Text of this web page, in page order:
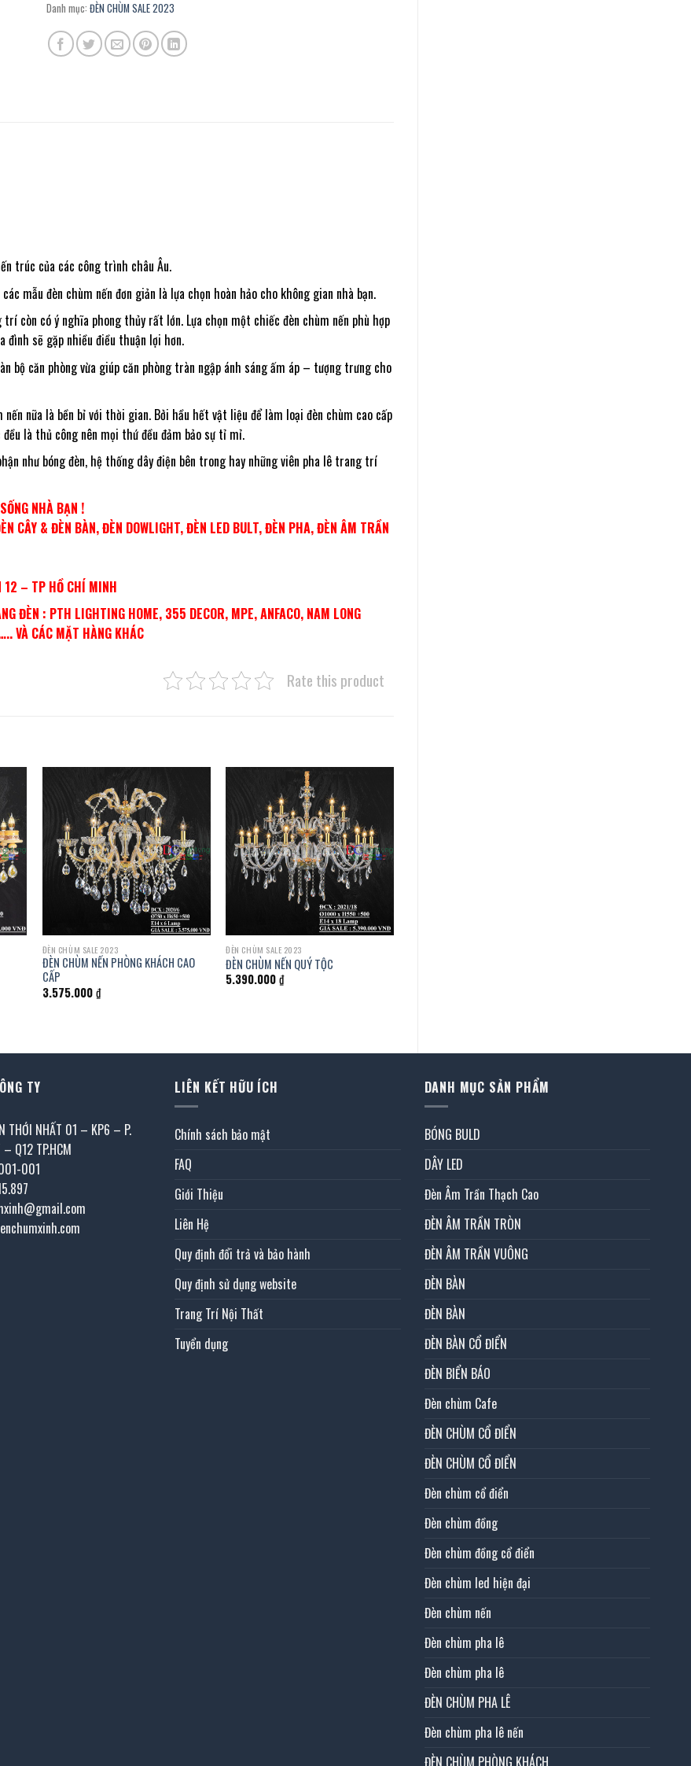
Danh mục: ĐÈN CHÙM SALE 2023
trúc của các công trình châu Âu.
mẫu đèn chùm nến đơn giản là lựa chọn hoàn hảo cho không gian nhà bạn.
còn có ý nghĩa phong thủy rất lớn. Lựa chọn một chiếc đèn chùm nến phù hợp
sẽ gặp nhiều điều thuận lợi hơn.
bộ căn phòng vừa giúp căn phòng tràn ngập ánh sáng ấm áp – tượng trưng cho
nữa là bền bỉ với thời gian. Bởi hầu hết vật liệu để làm loại đèn chùm cao cấp
là thủ công nên mọi thứ đều đảm bảo sự tỉ mỉ.
như bóng đèn, hệ thống dây điện bên trong hay những viên pha lê trang trí
NHÀ BẠN !
CÂY & ĐÈN BÀN, ĐÈN DOWLIGHT, ĐÈN LED BULT, ĐÈN PHA, ĐÈN ÂM TRẦN
– TP HỒ CHÍ MINH
ĐÈN : PTH LIGHTING HOME, 355 DECOR, MPE, ANFACO, NAM LONG
VÀ CÁC MẶT HÀNG KHÁC
Rate this product
ĐÈN CHÙM SALE 2023
ĐÈN CHÙM NẾN PHÒNG KHÁCH CAO
CẤP
3.575.000₫
ĐÈN CHÙM SALE 2023
ĐÈN CHÙM NẾN QUÝ TỘC
5.390.000₫
TY
THỚI NHẤT 01 – KP6 – P.
Q12 TP.HCM
001
LIÊN KẾT HỮU ÍCH
Chính sách bảo mật
FAQ
Giới Thiệu
Liên Hệ
Quy định đổi trả và bảo hành
Quy định sử dụng website
Trang Trí Nội Thất
Tuyển dụng
DANH MỤC SẢN PHẨM
BÓNG BULD
DÂY LED
Đèn Âm Trần Thạch Cao
ĐÈN ÂM TRẦN TRÒN
ĐÈN ÂM TRẦN VUÔNG
ĐÈN BÀN
ĐÈN BÀN
ĐÈN BÀN CỔ ĐIỂN
ĐÈN BIỂN BÁO
Đèn chùm Cafe
ĐÈN CHÙM CỔ ĐIỂN
ĐÈN CHÙM CỔ ĐIỂN
Đèn chùm cổ điển
Đèn chùm đồng
Đèn chùm đồng cổ điển
Đèn chùm led hiện đại
Đèn chùm nến
Đèn chùm pha lê
Đèn chùm pha lê
ĐÈN CHÙM PHA LÊ
Đèn chùm pha lê nến
ĐÈN CHÙM PHÒNG KHÁCH